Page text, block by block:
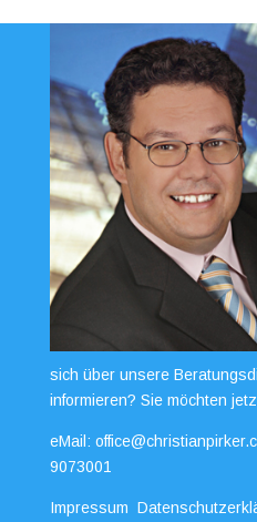
sich über unsere
informieren? Sie möchten
eMail:
9073001
Impressum